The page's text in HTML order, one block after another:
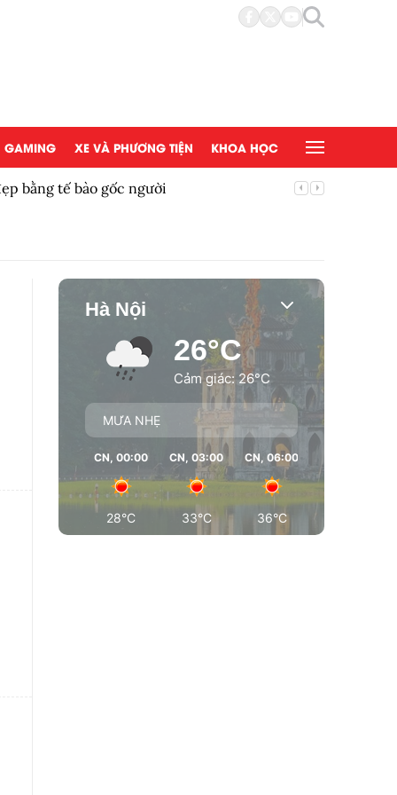
GAMING XE VÀ PHƯƠNG TIỆN KHOA HỌC
bằng tế bào gốc người
Hà Nội
26°C
Cảm giác: 26°C
MƯA NHẸ
CN, 00:00
28°C
CN, 03:00
33°C
CN, 06:00
36°C